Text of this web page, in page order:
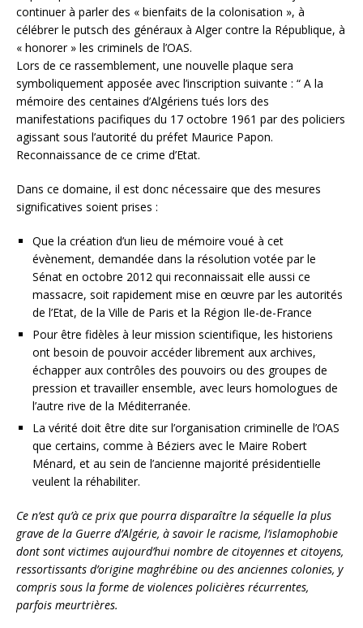
continuer à parler des « bienfaits de la colonisation », à
célébrer le putsch des généraux à Alger contre la République, à
« honorer » les criminels de l’OAS.
Lors de ce rassemblement, une nouvelle plaque sera
symboliquement apposée avec l’inscription suivante : “ A la
mémoire des centaines d’Algériens tués lors des
manifestations pacifiques du 17 octobre 1961 par des policiers
agissant sous l’autorité du préfet Maurice Papon.
Reconnaissance de ce crime d’Etat.
Dans ce domaine, il est donc nécessaire que des mesures
significatives soient prises :
Que la création d’un lieu de mémoire voué à cet
évènement, demandée dans la résolution votée par le
Sénat en octobre 2012 qui reconnaissait elle aussi ce
massacre, soit rapidement mise en œuvre par les autorités
de l’Etat, de la Ville de Paris et la Région Ile-de-France
Pour être fidèles à leur mission scientifique, les historiens
ont besoin de pouvoir accéder librement aux archives,
échapper aux contrôles des pouvoirs ou des groupes de
pression et travailler ensemble, avec leurs homologues de
l’autre rive de la Méditerranée.
La vérité doit être dite sur l’organisation criminelle de l’OAS
que certains, comme à Béziers avec le Maire Robert
Ménard, et au sein de l’ancienne majorité présidentielle
veulent la réhabiliter.
Ce n’est qu’à ce prix que pourra disparaître la séquelle la plus
grave de la Guerre d’Algérie, à savoir le racisme, l’islamophobie
dont sont victimes aujourd’hui nombre de citoyennes et citoyens,
ressortissants d’origine maghrébine ou des anciennes colonies, y
compris sous la forme de violences policières récurrentes,
parfois meurtrières.